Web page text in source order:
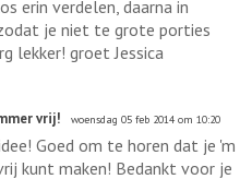
erin verdelen, daarna in
je niet te grote porties
lekker! groet Jessica
vrij! woensdag 05 feb 2014 om 10:20
Goed om te horen dat je 'm
kunt maken! Bedankt voor je